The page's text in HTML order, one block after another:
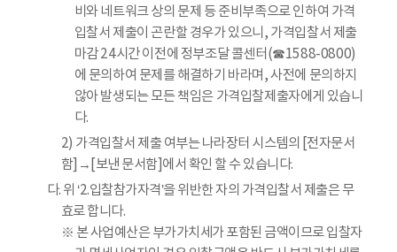
비와 네트워크 상의 문제 등 준비부족으로 인하여 가격
입찰서 제출이 곤란할 경우가 있으니, 가격입찰서 제출
마감 24시간 이전에 정부조달 콜센터(☎1588-0800)
에 문의하여 문제를 해결하기 바라며, 사전에 문의하지
않아 발생되는 모든 책임은 가격입찰제출자에게 있습니
다.
2) 가격입찰서 제출 여부는 나라장터 시스템의 [전자문서
함]→[보낸 문서함]에서 확인 할 수 있습니다.
다. 위 ‘2.입찰참가자격’을 위반한 자의 가격입찰서 제출은 무
효로 합니다.
※ 본 사업예산은 부가가치세가 포함된 금액이므로 입찰자